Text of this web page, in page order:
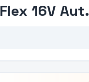
16V Aut.